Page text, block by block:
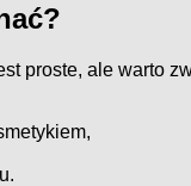
proste, ale warto